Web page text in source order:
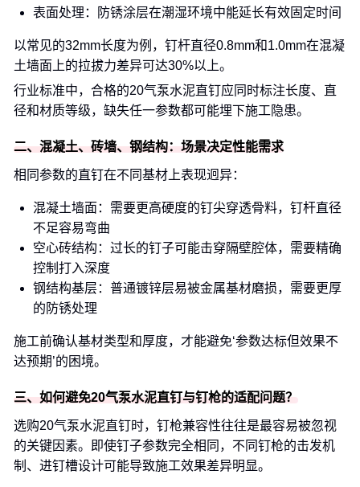
表面处理：防锈涂层在潮湿环境中能延长有效固定时间
以常见的32mm长度为例，钉杆直径0.8mm和1.0mm在混凝
土墙面上的拉拔力差异可达30%以上。
行业标准中，合格的20气泵水泥直钉应同时标注长度、直
径和材质等级，缺失任一参数都可能埋下施工隐患。
二、混凝土、砖墙、钢结构：场景决定性能需求
相同参数的直钉在不同基材上表现迥异：
混凝土墙面：需要更高硬度的钉尖穿透骨料，钉杆直径
不足容易弯曲
空心砖结构：过长的钉子可能击穿隔壁腔体，需要精确
控制打入深度
钢结构基层：普通镀锌层易被金属基材磨损，需要更厚
的防锈处理
施工前确认基材类型和厚度，才能避免‘参数达标但效果不
达预期’的困境。
三、如何避免20气泵水泥直钉与钉枪的适配问题？
选购20气泵水泥直钉时，钉枪兼容性往往是最容易被忽视
的关键因素。即使钉子参数完全相同，不同钉枪的击发机
制、进钉槽设计可能导致施工效果差异明显。